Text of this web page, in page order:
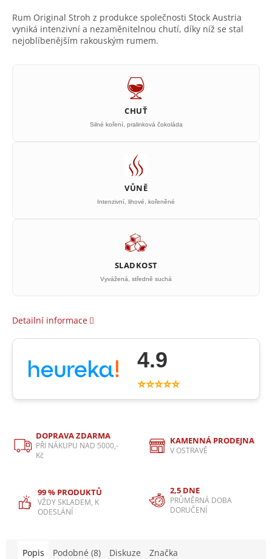
Rum Original Stroh z produkce společnosti Stock Austria
vyniká intenzivní a nezaměnitelnou chutí, díky níž se stal
nejoblíbenějším rakouským rumem.
CHUŤ
Silné koření, pralinková čokoláda
VŮNĚ
Intenzivní, lihové, kořeněné
SLADKOST
Vyvážená, středně suchá
Detailní informace
4.9
⭐⭐⭐⭐⭐
DOPRAVA ZDARMA
PŘI NÁKUPU NAD 5000,-
Kč
KAMENNÁ PRODEJNA
V OSTRAVĚ
99 % PRODUKTŮ
VŽDY SKLADEM, K
ODESLÁNÍ
2,5 DNE
PRŮMĚRNÁ DOBA
DORUČENÍ
Popis Podobné (8) Diskuze Značka